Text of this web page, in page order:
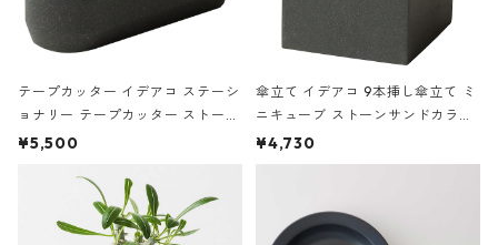
テープカッター イデアコ ステーシ
ョナリー テープカッター ストーン
サンドカラー 石調 ideaco Station
¥5,500
傘立て イデアコ 9本挿し傘立て ミ
ニキューブ ストーンサンドカラー
石調 ideaco Umbrella Stand CUB
E ストーンサンドブラック
¥4,730